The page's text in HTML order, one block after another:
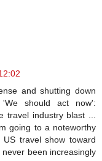
and shutting down
should act now':
travel industry blast ...
going to a noteworthy
US travel show toward
been increasingly